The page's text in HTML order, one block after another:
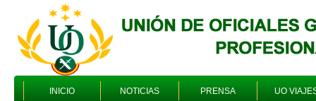
INICIO NOTICIAS PRENSA UO